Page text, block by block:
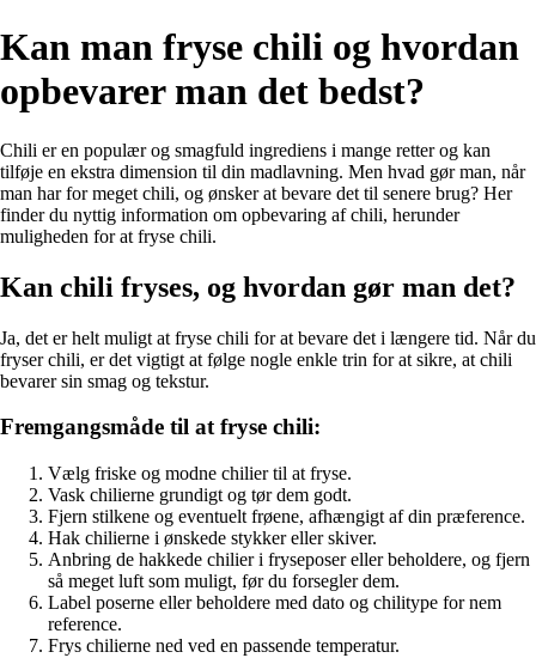
Kan man fryse chili og hvordan
opbevarer man det bedst?
Chili er en populær og smagfuld ingrediens i mange retter og kan
tilføje en ekstra dimension til din madlavning. Men hvad gør man, når
man har for meget chili, og ønsker at bevare det til senere brug? Her
finder du nyttig information om opbevaring af chili, herunder
muligheden for at fryse chili.
Kan chili fryses, og hvordan gør man det?
Ja, det er helt muligt at fryse chili for at bevare det i længere tid. Når du
fryser chili, er det vigtigt at følge nogle enkle trin for at sikre, at chili
bevarer sin smag og tekstur.
Fremgangsmåde til at fryse chili:
Vælg friske og modne chilier til at fryse.
Vask chilierne grundigt og tør dem godt.
Fjern stilkene og eventuelt frøene, afhængigt af din præference.
Hak chilierne i ønskede stykker eller skiver.
Anbring de hakkede chilier i fryseposer eller beholdere, og fjern
så meget luft som muligt, før du forsegler dem.
Label poserne eller beholdere med dato og chilitype for nem
reference.
Frys chilierne ned ved en passende temperatur.